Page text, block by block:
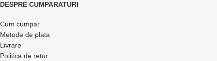
DESPRE CUMPARATURI
Cum cumpar
Metode de plata
Livrare
Politica de retur